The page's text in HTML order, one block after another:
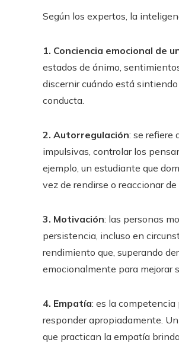
Según los expertos, la
1. Conciencia emocional de
estados de ánimo,
discernir cuándo está
conducta.
2. Autorregulación: se refiere
impulsivas, controlar los
ejemplo, un estudiante que
vez de rendirse o reaccionar
3. Motivación: las personas
persistencia, incluso en
rendimiento que, superando
emocionalmente para mejorar
4. Empatía: es la competencia
responder apropiadamente.
que practican la empatía